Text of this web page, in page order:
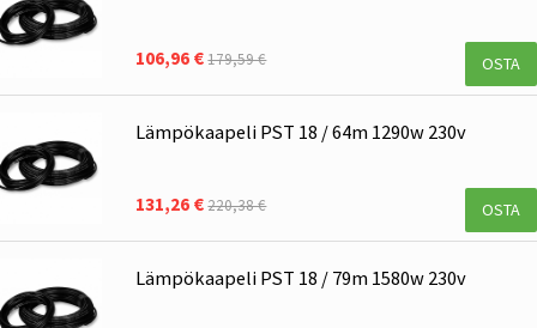
106,96 €179,59 € OSTA
Lämpökaapeli PST 18 / 64m 1290w 230v
131,26 €220,38 € OSTA
Lämpökaapeli PST 18 / 79m 1580w 230v